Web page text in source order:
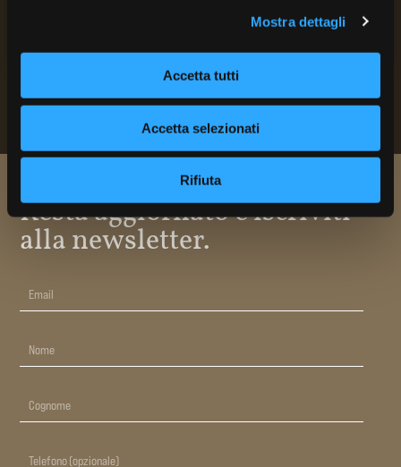
Mostra dettagli
Accetta tutti
Accetta selezionati
Rifiuta
Resta aggiornato e iscriviti
alla newsletter.